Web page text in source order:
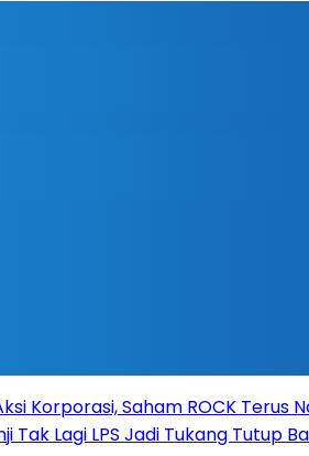
Korporasi, Saham ROCK Terus
Tak Lagi LPS Jadi Tukang Tutup